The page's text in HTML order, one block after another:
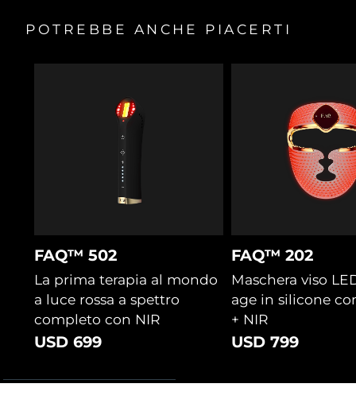
POTREBBE ANCHE PIACERTI
FAQ™ 502
La prima terapia al mondo
a luce rossa a spettro
completo con NIR
USD 699
FAQ™ 202
Maschera viso
age in silicone
+ NIR
USD 799